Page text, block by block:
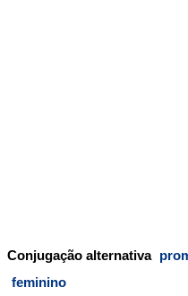
Conjugação alternativa
feminino